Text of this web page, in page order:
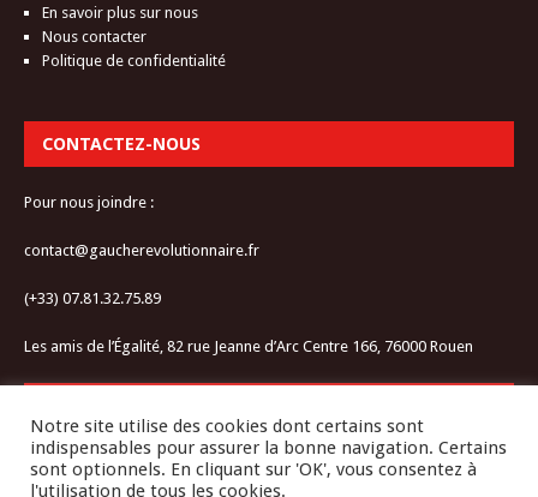
En savoir plus sur nous
Nous contacter
Politique de confidentialité
CONTACTEZ-NOUS
Pour nous joindre :
contact@gaucherevolutionnaire.fr
(+33) 07.81.32.75.89
Les amis de l’Égalité, 82 rue Jeanne d’Arc Centre 166, 76000 Rouen
Notre site utilise des cookies dont certains sont
indispensables pour assurer la bonne navigation. Certains
sont optionnels. En cliquant sur 'OK', vous consentez à
l'utilisation de tous les cookies.